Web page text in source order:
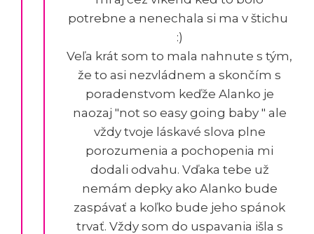
potrebne a nenechala si ma v štichu
:)
Veľa krát som to mala nahnute s tým,
že to asi nezvládnem a skončím s
poradenstvom keďže Alanko je
naozaj "not so easy going baby " ale
vždy tvoje láskavé slova plne
porozumenia a pochopenia mi
dodali odvahu. Vďaka tebe už
nemám depky ako Alanko bude
zaspávať a koľko bude jeho spánok
trvať. Vždy som do uspavania išla s